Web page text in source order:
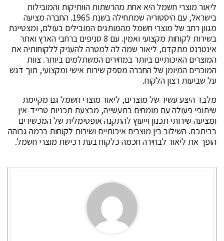
ליאור מוצרי חשמל היא אחת מהרשתות הוותיקות והמובילות
בישראל, עם היסטוריה שמתחילה בשנת 1965. החברה מציעה
מגוון רחב של מוצרי חשמל מהמותגים המובילים בעולם, ומצטיינת
בשירות לקוחות מקצועי ואמין. עם 8 סניפים ברחבי הארץ ואתר
אינטרנט מתקדם, ליאור שמה לה למטרה להעניק ללקוחותיה את
המוצרים האיכותיים ביותר במחירים המשתלמים ביותר. צוות
המוכרים המיומן של החברה מספק שירות אישי ומקצועי, תוך דגש
על שביעות רצון הלקוח.
מלבד היצע עשיר של מוצרים, ליאור מוצרי חשמל גם מקיימת
שיתופי פעולה עם מומחים בתעשייה, מבצעת תכניות טרייד-אין
ומציעה שירותי תכנון וייעוץ להתקנה אופטימלית של המכשירים
בביתכם. השילוב בין מוצרים איכותיים ושירות לקוחות ברמה גבוהה
הופך את ליאור לבחירה חכמה כלקוח בעת רכישת מוצרי חשמל.